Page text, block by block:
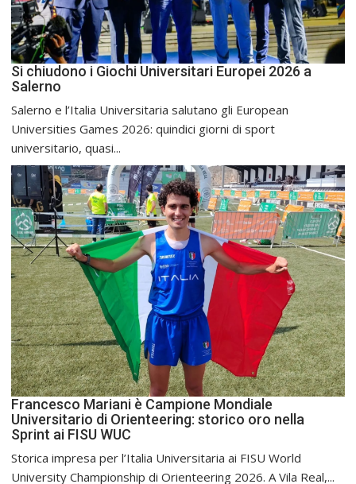
Si chiudono i Giochi Universitari Europei 2026 a
Salerno
Salerno e l’Italia Universitaria salutano gli European
Universities Games 2026: quindici giorni di sport
universitario, quasi...
Francesco Mariani è Campione Mondiale
Universitario di Orienteering: storico oro nella
Sprint ai FISU WUC
Storica impresa per l’Italia Universitaria ai FISU World
University Championship di Orienteering 2026. A Vila Real,...